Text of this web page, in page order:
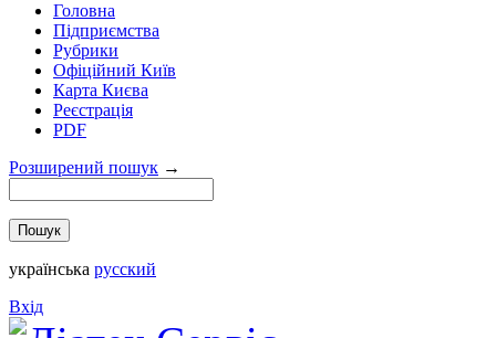
Головна
Підприємства
Рубрики
Офіційний Київ
Карта Києва
Реєстрація
PDF
Розширений пошук →
українська русский
Вхід